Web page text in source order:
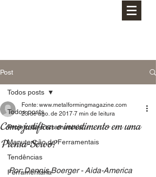
Post
Todos posts
Projeto de Ferramentais
Manutenção de Ferramentais
Tendências
Ferramentaria
Todos posts
Como justificar o investimento em uma
Prensa-Servo?
Fonte: www.metalformingmagazine.com
23 de ago. de 2017 7 min de leitura
Por: Dennis Boerger - Aida-America